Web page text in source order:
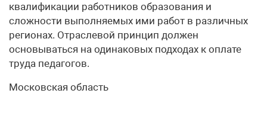
квалификации работников образования и
сложности выполняемых ими работ в различных
регионах. Отраслевой принцип должен
основываться на одинаковых подходах к оплате
труда педагогов.
Московская область